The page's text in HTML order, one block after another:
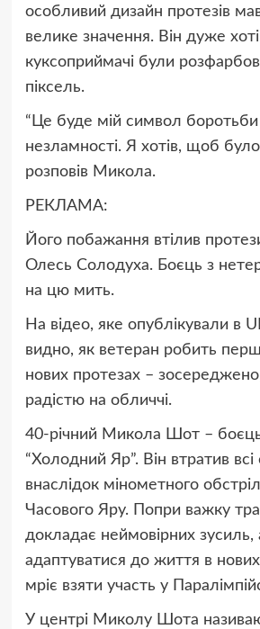
особливий дизайн протезів
велике значення. Він дуже
куксоприймачі були
піксель.
“Це буде мій символ боротьби
незламності. Я хотів, щоб
розповів Микола.
РЕКЛАМА:
Його побажання втілив
Олесь Солодуха. Боєць з
на цю мить.
На відео, яке опублікували в
видно, як ветеран робить
нових протезах –
радістю на обличчі.
40-річний Микола Шот –
“Холодний Яр”. Він втратив всі
внаслідок мінометного
Часового Яру. Попри важку
докладає неймовірних зусиль,
адаптуватися до життя в нових
мріє взяти участь у
У центрі Миколу Шота